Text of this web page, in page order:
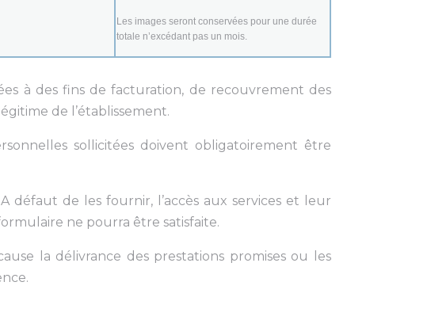
Les images seront conservées pour une durée
totale n’excédant pas un mois.
à des fins de facturation, de recouvrement des
de l’établissement.
sollicitées doivent obligatoirement être
défaut de les fournir, l’accès aux services et leur
ne pourra être satisfaite.
la délivrance des prestations promises ou les